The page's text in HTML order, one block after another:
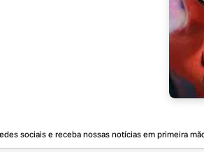
sociais e receba nossas notícias em primeira